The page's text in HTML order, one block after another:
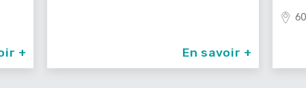
+ En savoir +